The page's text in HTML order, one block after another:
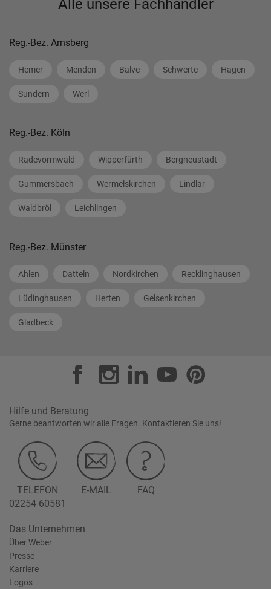
Alle unsere Fachhändler
Reg.-Bez. Arnsberg
Hemer Menden Balve Schwerte Hagen
Sundern Werl
Reg.-Bez. Köln
Radevormwald Wipperfürth Bergneustadt
Gummersbach Wermelskirchen Lindlar
Waldbröl Leichlingen
Reg.-Bez. Münster
Ahlen Datteln Nordkirchen Recklinghausen
Lüdinghausen Herten Gelsenkirchen
Gladbeck
Hilfe und Beratung
Gerne beantworten wir alle Fragen. Kontaktieren Sie uns!
TELEFON
02254 60581
E-MAIL FAQ
Das Unternehmen
Über Weber
Presse
Karriere
Logos